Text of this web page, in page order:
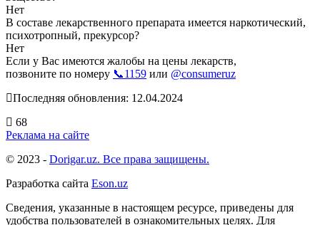
Нет
В составе лекарственного препарата имеется наркотический,
психотропный, прекурсор?
Нет
Если у Вас имеются жалобы на цены лекарств,
позвоните по номеру 📞1159 или @consumeruz
Последняя обновления: 12.04.2024
68
Реклама на сайте
© 2023 - Dorigar.uz. Все права защищены.
Разработка сайта Eson.uz
Сведения, указанные в настоящем ресурсе, приведены для
удобства пользователей в ознакомительных целях. Для